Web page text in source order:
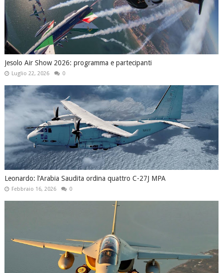
Jesolo Air Show 2026: programma e partecipanti
Luglio 22, 2026 0
Leonardo: l’Arabia Saudita ordina quattro C-27J MPA
Febbraio 16, 2026 0